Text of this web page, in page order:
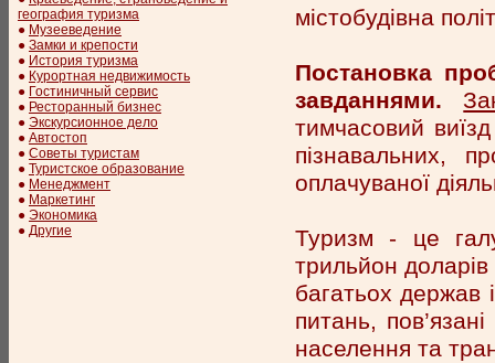
география туризма
● Музееведение
● Замки и крепости
● История туризма
● Курортная недвижимость
● Гостиничный сервис
● Ресторанный бизнес
● Экскурсионное дело
● Автостоп
● Советы туристам
● Туристское образование
● Менеджмент
● Маркетинг
● Экономика
● Другие
містобудівна
Постановка
завданнями.
тимчасовий
пізнавальних,
оплачуваної
Туризм - це
трильйон
багатьох держав
питань,
населення та